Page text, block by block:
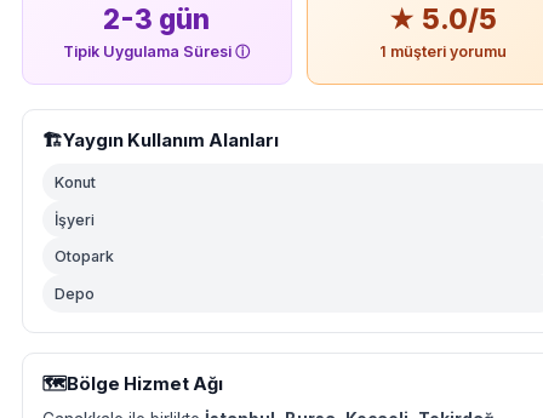
2-3 gün
Tipik Uygulama Süresiⓘ
★ 5.0/5
1 müşteri yorumu
🏗️Yaygın Kullanım Alanları
Konut
İşyeri
Otopark
Depo
🗺️Bölge Hizmet Ağı